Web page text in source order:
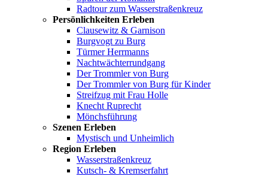
Radtour zum Wasserstraßenkreuz
Persönlichkeiten Erleben
Clausewitz & Garnison
Burgvogt zu Burg
Türmer Herrmanns
Nachtwächterrundgang
Der Trommler von Burg
Der Trommler von Burg für Kinder
Streifzug mit Frau Holle
Knecht Ruprecht
Mönchsführung
Szenen Erleben
Mystisch und Unheimlich
Region Erleben
Wasserstraßenkreuz
Kutsch- & Kremserfahrt